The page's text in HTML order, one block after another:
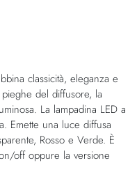
classicità, eleganza e
del diffusore, la
La lampadina LED a
Emette una luce diffusa
Rosso e Verde. È
off oppure la versione